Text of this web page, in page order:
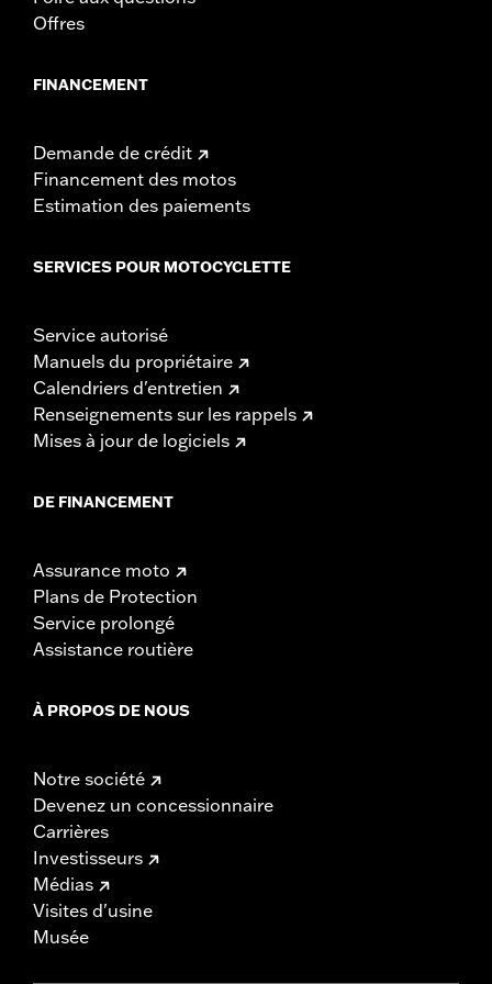
Offres
FINANCEMENT
Demande de crédit
Financement des motos
Estimation des paiements
SERVICES POUR MOTOCYCLETTE
Service autorisé
Manuels du propriétaire
Calendriers d'entretien
Renseignements sur les rappels
Mises à jour de logiciels
DE FINANCEMENT
Assurance moto
Plans de Protection
Service prolongé
Assistance routière
À PROPOS DE NOUS
Notre société
Devenez un concessionnaire
Carrières
Investisseurs
Médias
Visites d'usine
Musée